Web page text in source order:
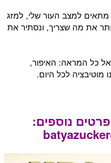
למצב העור שלי, למזג
יותר את מה שצריך, ונסתיר את
10 דקות. אם נתאים אל כל המראה: האיפור,
מוטיבציה לכל היום.
נוספים: